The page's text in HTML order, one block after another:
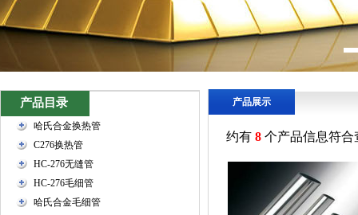
产品目录
哈氏合金换热管
C276换热管
HC-276无缝管
HC-276毛细管
哈氏合金毛细管
产品展示
约有 8 个产品信息符